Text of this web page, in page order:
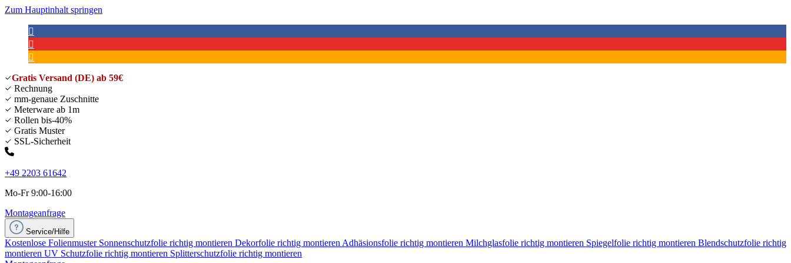
Zum Hauptinhalt springen
Gratis Versand (DE) ab 59€
Rechnung
mm-genaue Zuschnitte
Meterware ab 1m
Rollen bis-40%
Gratis Muster
SSL-Sicherheit
+49 2203 61642
Mo-Fr 9:00-16:00
Montageanfrage
Service/Hilfe
Kostenlose Folienmuster Sonnenschutzfolie richtig montieren Dekorfolie richtig montieren Adhäsionsfolie richtig montieren Milchglasfolie richtig montieren Spiegelfolie richtig montieren Blendschutzfolie richtig
montieren UV Schutzfolie richtig montieren Splitterschutzfolie richtig montieren